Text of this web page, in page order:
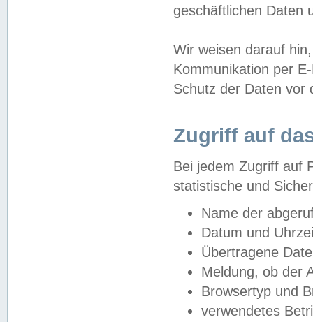
geschäftlichen Daten
Wir weisen darauf
Kommunikation per
Schutz der Daten vor
Zugriff auf
Bei jedem Zugriff auf
statistische und
Name der
Datum und
Übertragene
Meldung, ob der
Browsertyp und
verwendetes